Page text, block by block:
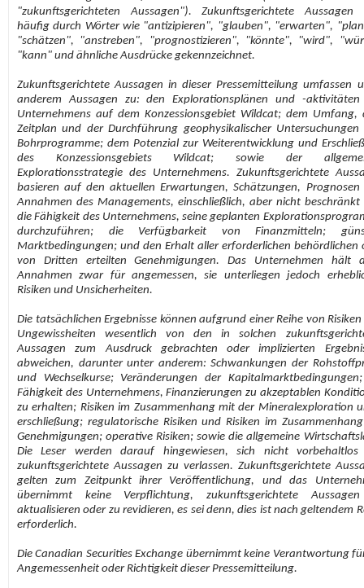
"zukunftsgerichteten Aussagen"). Zukunftsgerichtete Aussagen
häufig durch Wörter wie "antizipieren", "glauben", "erwarten",
"schätzen", "anstreben", "prognostizieren", "könnte", "wird",
"kann" und ähnliche Ausdrücke gekennzeichnet.
Zukunftsgerichtete Aussagen in dieser Pressemitteilung umfassen
anderem Aussagen zu: den Explorationsplänen und -aktivitäten
Unternehmens auf dem Konzessionsgebiet Wildcat; dem Umfang,
Zeitplan und der Durchführung geophysikalischer Untersuchungen
Bohrprogramme; dem Potenzial zur Weiterentwicklung und
des Konzessionsgebiets Wildcat; sowie der
Explorationsstrategie des Unternehmens. Zukunftsgerichtete
basieren auf den aktuellen Erwartungen, Schätzungen, Prognosen
Annahmen des Managements, einschließlich, aber nicht beschränkt
die Fähigkeit des Unternehmens, seine geplanten
durchzuführen; die Verfügbarkeit von Finanzmitteln;
Marktbedingungen; und den Erhalt aller erforderlichen behördlichen
von Dritten erteilten Genehmigungen. Das Unternehmen hält
Annahmen zwar für angemessen, sie unterliegen jedoch
Risiken und Unsicherheiten.
Die tatsächlichen Ergebnisse können aufgrund einer Reihe von
Ungewissheiten wesentlich von den in solchen
Aussagen zum Ausdruck gebrachten oder implizierten
abweichen, darunter unter anderem: Schwankungen der
und Wechselkurse; Veränderungen der
Fähigkeit des Unternehmens, Finanzierungen zu akzeptablen
zu erhalten; Risiken im Zusammenhang mit der Mineralexploration
erschließung; regulatorische Risiken und Risiken im
Genehmigungen; operative Risiken; sowie die allgemeine
Die Leser werden darauf hingewiesen, sich nicht
zukunftsgerichtete Aussagen zu verlassen. Zukunftsgerichtete
gelten zum Zeitpunkt ihrer Veröffentlichung, und das
übernimmt keine Verpflichtung, zukunftsgerichtete
aktualisieren oder zu revidieren, es sei denn, dies ist nach geltendem
erforderlich.
Die Canadian Securities Exchange übernimmt keine Verantwortung
Angemessenheit oder Richtigkeit dieser Pressemitteilung.